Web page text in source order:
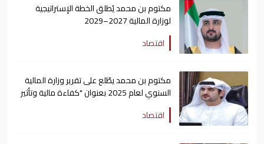
مكتوم بن محمد يُطلق الخطة الإستراتيجية
لوزارة المالية 2027–2029
اقتصاد
مكتوم بن محمد يطّلع على تقرير وزارة المالية
السنوي لعام 2025 بعنوان "كفاءة مالية وتأثير
عالمي"
اقتصاد